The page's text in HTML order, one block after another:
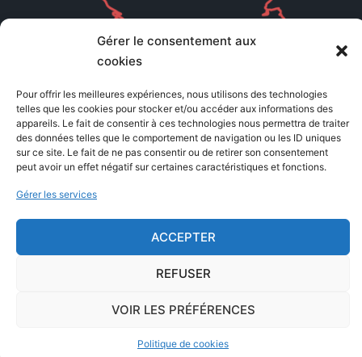
Gérer le consentement aux
cookies
Pour offrir les meilleures expériences, nous utilisons des technologies
telles que les cookies pour stocker et/ou accéder aux informations des
appareils. Le fait de consentir à ces technologies nous permettra de traiter
des données telles que le comportement de navigation ou les ID uniques
sur ce site. Le fait de ne pas consentir ou de retirer son consentement
peut avoir un effet négatif sur certaines caractéristiques et fonctions.
Gérer les services
ACCEPTER
REFUSER
VOIR LES PRÉFÉRENCES
Politique de cookies
© 2026 Office de tourisme intercommunal du pays
d'Argonne. Fièrement propulsé parSydney